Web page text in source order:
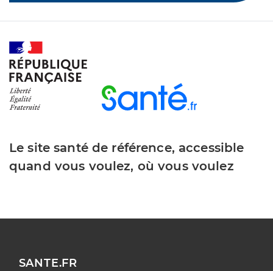
Le site santé de référence, accessible
quand vous voulez, où vous voulez
SANTE.FR